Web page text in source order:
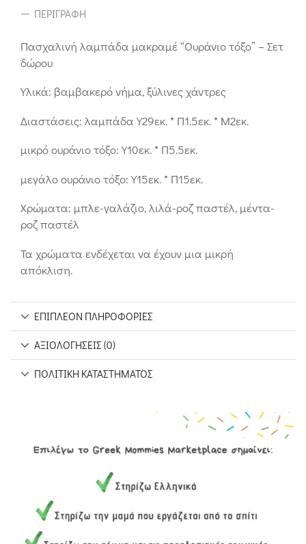
ΠΕΡΙΓΡΑΦΉ
Πασχαλινή λαμπάδα μακραμέ “Ουράνιο τόξο” – Σετ
δώρου
Υλικά: βαμβακερό νήμα, ξύλινες χάντρες
Διαστάσεις: λαμπάδα Υ29εκ. * Π1.5εκ. * Μ2εκ.
μικρό ουράνιο τόξο: Υ10εκ. * Π5.5εκ.
μεγάλο ουράνιο τόξο: Υ15εκ. * Π15εκ.
Χρώματα: μπλε-γαλάζιο, λιλά-ροζ παστέλ, μέντα-
ροζ παστέλ
Τα χρώματα ενδέχεται να έχουν μια μικρή
απόκλιση.
ΕΠΙΠΛΈΟΝ ΠΛΗΡΟΦΟΡΊΕΣ
ΑΞΙΟΛΟΓΉΣΕΙΣ (0)
ΠΟΛΙΤΙΚΉ ΚΑΤΑΣΤΉΜΑΤΟΣ